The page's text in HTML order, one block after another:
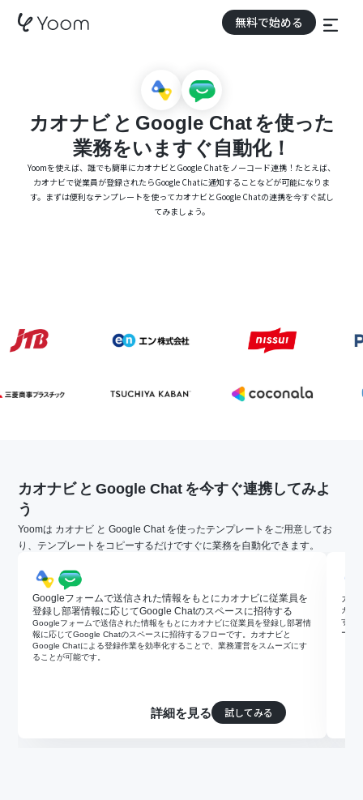
無料で始める
カオナビ と Google Chat を使った
業務をいますぐ自動化！
Yoomを使えば、誰でも簡単にカオナビとGoogle Chatをノーコード連携！たとえば、
カオナビで従業員が登録されたらGoogle Chatに通知することなどが可能になりま
す。まずは便利なテンプレートを使ってカオナビとGoogle Chatの連携を今すぐ試し
てみましょう。
カオナビ と Google Chat を今すぐ連携してみよ
う
Yoomは カオナビ と Google Chat を使ったテンプレートをご用意してお
り、テンプレートをコピーするだけですぐに業務を自動化できます。
Googleフォームで送信された情報をもとにカオナビに従業員を
登録し部署情報に応じてGoogle Chatのスペースに招待する
Googleフォームで送信された情報をもとにカオナビに従業員を登録し部署情
報に応じてGoogle Chatのスペースに招待するフローです。カオナビと
Google Chatによる登録作業を効率化することで、業務運営をスムーズにす
ることが可能です。
詳細を見る 試してみる
カ
カオ
す。
ーを